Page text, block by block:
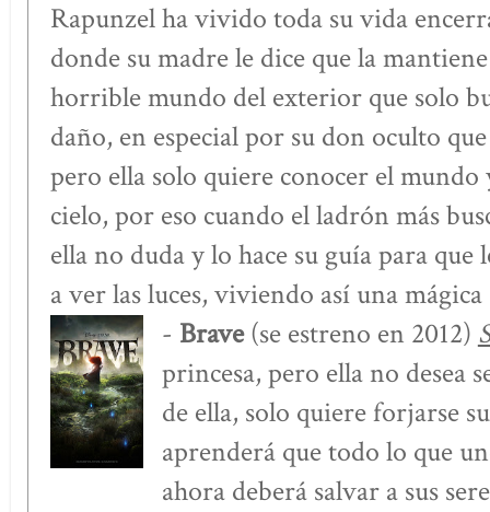
Rapunzel ha vivido toda su vida
donde su madre le dice que la
horrible mundo del exterior que solo
daño, en especial por su don oculto
pero ella solo quiere conocer el mundo
cielo, por eso cuando el ladrón más
ella no duda y lo hace su guía para
a ver las luces, viviendo así una
- Brave(se estreno en 2012)
princesa, pero ella no desea
de ella, solo quiere forjarse
aprenderá que todo lo que
ahora deberá salvar a sus